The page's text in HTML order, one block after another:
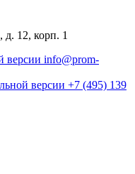
д. 12, корп. 1
info@prom-
+7 (495) 139